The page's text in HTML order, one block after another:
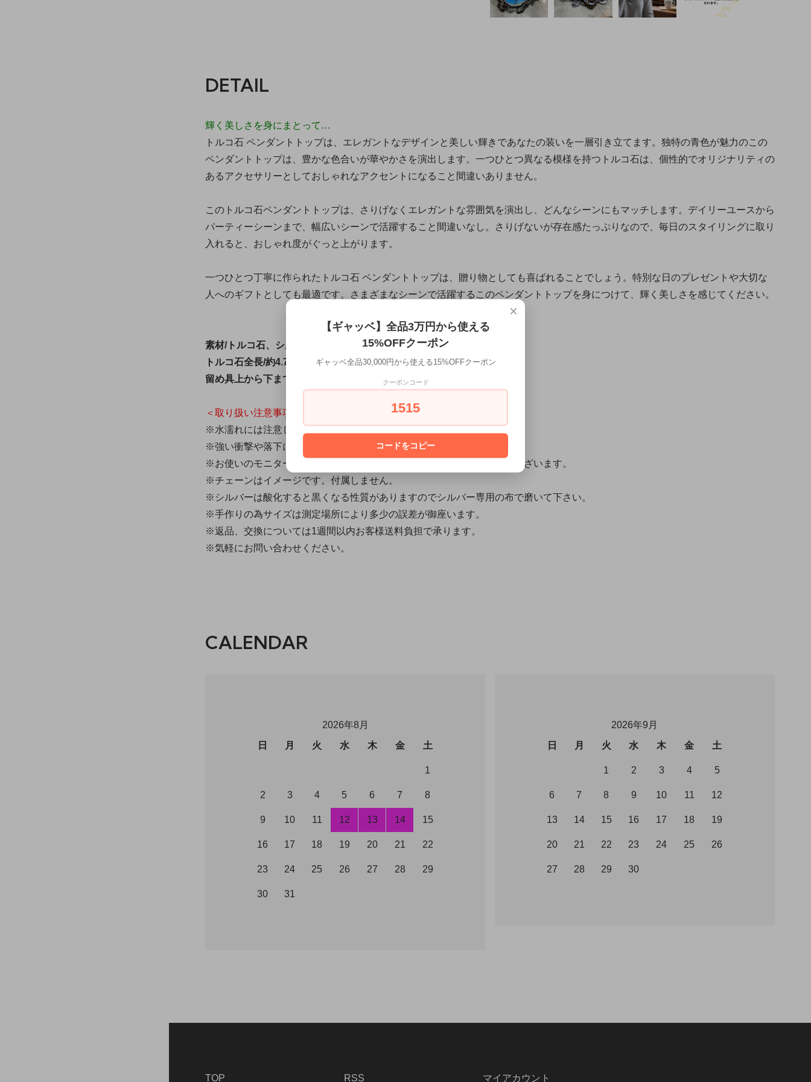
DETAIL
輝く美しさを身にまとって…
トルコ石 ペンダントトップは、エレガントなデザインと美しい輝きであなたの装いを一層引き立てます。独特の青色が魅力のこの
ペンダントトップは、豊かな色合いが華やかさを演出します。一つひとつ異なる模様を持つトルコ石は、個性的でオリジナリティの
あるアクセサリーとしておしゃれなアクセントになること間違いありません。
このトルコ石ペンダントトップは、さりげなくエレガントな雰囲気を演出し、どんなシーンにもマッチします。デイリーユースから
パーティーシーンまで、幅広いシーンで活躍すること間違いなし。さりげないが存在感たっぷりなので、毎日のスタイリングに取り
入れると、おしゃれ度がぐっと上がります。
一つひとつ丁寧に作られたトルコ石 ペンダントトップは、贈り物としても喜ばれることでしょう。特別な日のプレゼントや大切な
人へのギフトとしても最適です。さまざまなシーンで活躍するこのペンダントトップを身につけて、輝く美しさを感じてください。
素材/トルコ石、シルバー(92.5)
トルコ石全長/約4.7× 3.6cm
留め具上から下まで/7㎝
＜取り扱い注意事項＞
※水濡れには注意してください。
※強い衝撃や落下による破損にご注意ください。
※お使いのモニターなどにより、若干実物と異なるお色に見える場合がございます。
※チェーンはイメージです。付属しません。
※シルバーは酸化すると黒くなる性質がありますのでシルバー専用の布で磨いて下さい。
※手作りの為サイズは測定場所により多少の誤差が御座います。
※返品、交換については1週間以内お客様送料負担で承ります。
※気軽にお問い合わせください。
CALENDAR
2026年8月
日
月 火 水 木 金 土
1
2 3 4 5 6 7 8
9 10 11 12 13 14 15
16 17 18 19 20 21 22
23 24 25 26 27 28 29
30 31
2026年9月
日
月 火 水 木 金 土
1 2 3 4 5
6 7 8 9 10 11 12
13 14 15 16 17 18 19
20 21 22 23 24 25 26
27 28 29 30
TOP RSS マイアカウント
×
【ギャッベ】全品3万円から使える
15%OFFクーポン
ギャッベ全品30,000円から使える15%OFFクーポン
クーポンコード
1515
コードをコピー